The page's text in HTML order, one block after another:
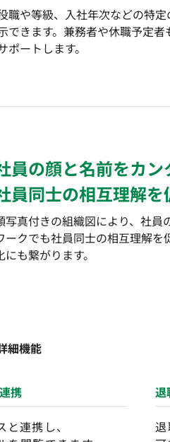
職や等級、入社年次などの特
できます。兼務者や休職予定
ポートします。
員の顔と名前をカン
員同士の相互理解を
写真付きの組織図により、社員
ークでも社員同士の相互理解
にも繋がります。
細機能
携
連携し、
退